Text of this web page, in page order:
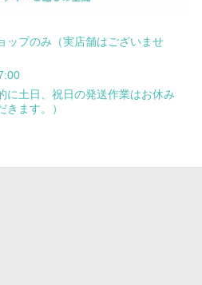
ップのみ（実店舗はございませ
に土日、祝日の発送作業はお休み
きます。）